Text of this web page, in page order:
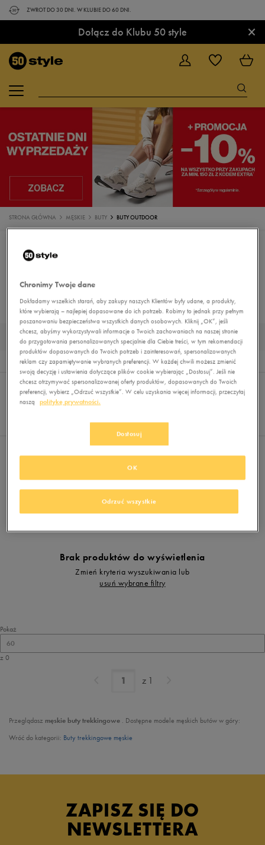
ZWROT DO 30 DNI. W KLUBIE DO 60 DNI.
Dołącz do Klubu 50 style ×
STRONA GŁÓWNA MĘSKIE BUTY BUTY OUTDOOR
SNEAKERSY
BUTY TRENINGOWE
TRAPERY DUŻE ROZMIARY MUST HAVE BUTY LIFESTYLE
BUTY TREKKINGOWE MĘSKIE
0
Wyników
Sortuj:
REKOMENDOWANE
FILTRUJ
Pokaż
z 0
Brak produktów do wyświetlenia
Zmień kryteria wyszukiwania lub
usuń wybrane filtry
Pokaż
60
z 0
z 1
Przeglądasz męskie buty trekkingowe . Dostępne modele męskich butów w góry:
Wróć do kategorii: Buty trekkingowe męskie
ZAPISZ SIĘ DO
NEWSLETTERA
Chronimy Twoje dane
Dokładamy wszelkich starań, aby zakupy naszych Klientów były udane, a produkty,
które wybierają – najlepiej dopasowane do ich potrzeb. Robimy to jednak przy pełnym
poszanowaniu bezpieczeństwa wszystkich danych osobowych. Kliknij „OK”, jeśli
chcesz, abyśmy wykorzystywali informacje o Twoich zachowaniach na naszej stronie
do przygotowania personalizowanych specjalnie dla Ciebie treści, w tym rekomendacji
produktów dopasowanych do Twoich potrzeb i zainteresowań, spersonalizowanych
reklam czy zapamiętywanie wybranych preferencji. W każdej chwili możesz zmienić
swoją decyzję i ustawienia dotyczące plików cookie wybierając „Dostosuj”. Jeśli nie
chcesz otrzymywać spersonalizowanej oferty produktów, dopasowanych do Twoich
preferencji, wybierz „Odrzuć wszystkie”. W celu uzyskania więcej informacji, przeczytaj
naszą
politykę prywatności.
Dostosuj
Odrzuć wszystkie
OK